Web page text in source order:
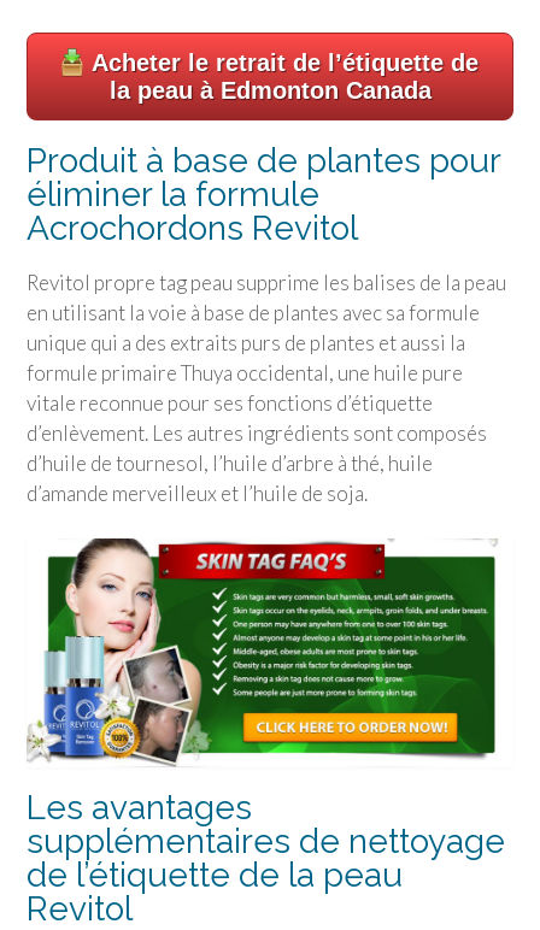
Acheter le retrait de l’étiquette de
la peau à Edmonton Canada
Produit à base de plantes pour
éliminer la formule
Acrochordons Revitol
Revitol propre tag peau supprime les balises de la peau
en utilisant la voie à base de plantes avec sa formule
unique qui a des extraits purs de plantes et aussi la
formule primaire Thuya occidental, une huile pure
vitale reconnue pour ses fonctions d’étiquette
d’enlèvement. Les autres ingrédients sont composés
d’huile de tournesol, l’huile d’arbre à thé, huile
d’amande merveilleux et l’huile de soja.
Les avantages
supplémentaires de nettoyage
de l’étiquette de la peau
Revitol